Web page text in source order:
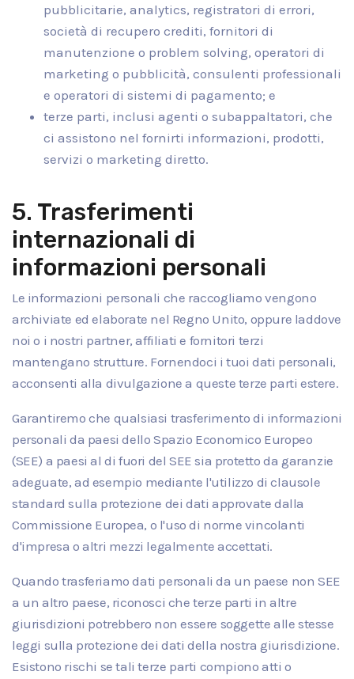
pubblicitarie, analytics, registratori di errori,
società di recupero crediti, fornitori di
manutenzione o problem solving, operatori di
marketing o pubblicità, consulenti professionali
e operatori di sistemi di pagamento; e
terze parti, inclusi agenti o subappaltatori, che
ci assistono nel fornirti informazioni, prodotti,
servizi o marketing diretto.
5. Trasferimenti
internazionali di
informazioni personali
Le informazioni personali che raccogliamo vengono
archiviate ed elaborate nel Regno Unito, oppure laddove
noi o i nostri partner, affiliati e fornitori terzi
mantengano strutture. Fornendoci i tuoi dati personali,
acconsenti alla divulgazione a queste terze parti estere.
Garantiremo che qualsiasi trasferimento di informazioni
personali da paesi dello Spazio Economico Europeo
(SEE) a paesi al di fuori del SEE sia protetto da garanzie
adeguate, ad esempio mediante l'utilizzo di clausole
standard sulla protezione dei dati approvate dalla
Commissione Europea, o l'uso di norme vincolanti
d'impresa o altri mezzi legalmente accettati.
Quando trasferiamo dati personali da un paese non SEE
a un altro paese, riconosci che terze parti in altre
giurisdizioni potrebbero non essere soggette alle stesse
leggi sulla protezione dei dati della nostra giurisdizione.
Esistono rischi se tali terze parti compiono atti o